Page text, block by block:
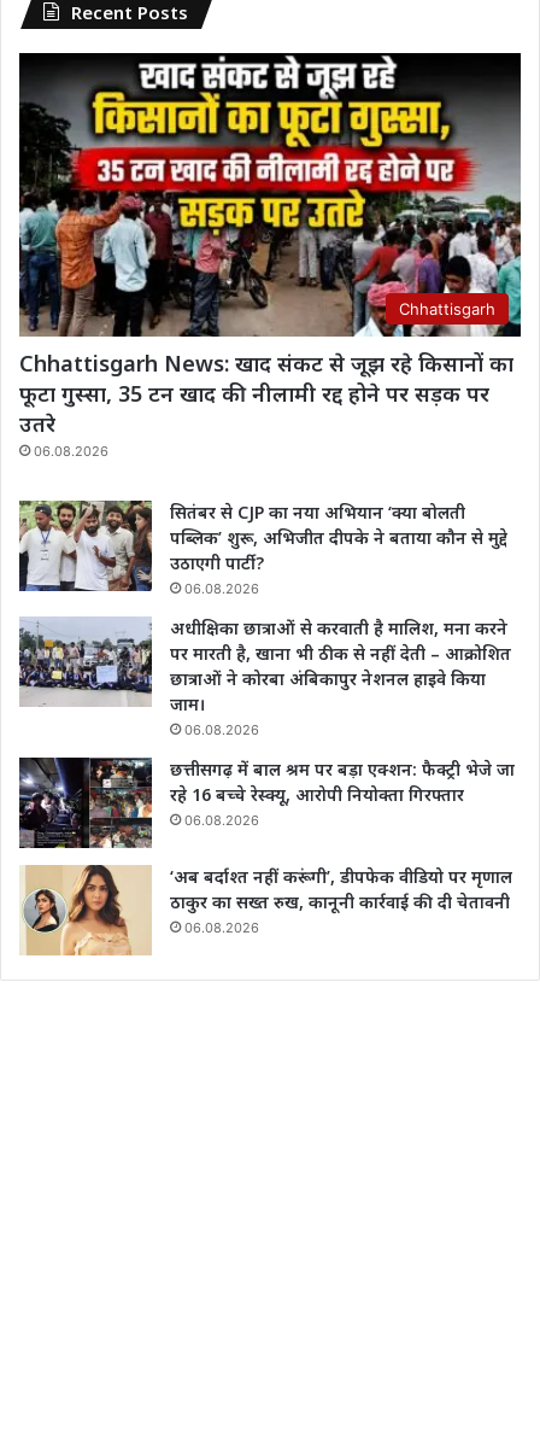
Recent Posts
Chhattisgarh
Chhattisgarh News: खाद संकट से जूझ रहे किसानों का
फूटा गुस्सा, 35 टन खाद की नीलामी रद्द होने पर सड़क पर
उतरे
06.08.2026
सितंबर से CJP का नया अभियान ‘क्या बोलती
पब्लिक’ शुरू, अभिजीत दीपके ने बताया कौन से मुद्दे
उठाएगी पार्टी?
06.08.2026
अधीक्षिका छात्राओं से करवाती है मालिश, मना करने
पर मारती है, खाना भी ठीक से नहीं देती – आक्रोशित
छात्राओं ने कोरबा अंबिकापुर नेशनल हाइवे किया
जाम।
06.08.2026
छत्तीसगढ़ में बाल श्रम पर बड़ा एक्शन: फैक्ट्री भेजे जा
रहे 16 बच्चे रेस्क्यू, आरोपी नियोक्ता गिरफ्तार
06.08.2026
‘अब बर्दाश्त नहीं करूंगी’, डीपफेक वीडियो पर मृणाल
ठाकुर का सख्त रुख, कानूनी कार्रवाई की दी चेतावनी
06.08.2026